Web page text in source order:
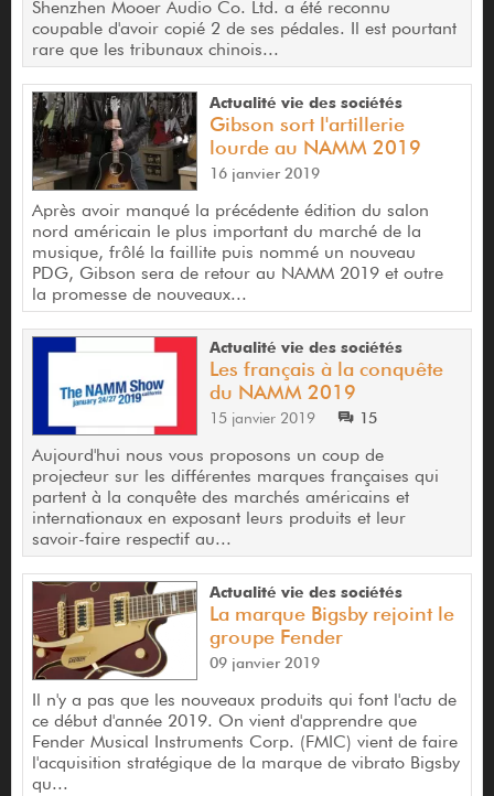
Shenzhen Mooer Audio Co. Ltd. a été reconnu
coupable d'avoir copié 2 de ses pédales. Il est pourtant
rare que les tribunaux chinois...
Actualité vie des sociétés
Gibson sort l'artillerie
lourde au NAMM 2019
16 janvier 2019
Après avoir manqué la précédente édition du salon
nord américain le plus important du marché de la
musique, frôlé la faillite puis nommé un nouveau
PDG, Gibson sera de retour au NAMM 2019 et outre
la promesse de nouveaux...
Actualité vie des sociétés
Les français à la conquête
du NAMM 2019
15 janvier 2019 15
Aujourd'hui nous vous proposons un coup de
projecteur sur les différentes marques françaises qui
partent à la conquête des marchés américains et
internationaux en exposant leurs produits et leur
savoir-faire respectif au...
Actualité vie des sociétés
La marque Bigsby rejoint le
groupe Fender
09 janvier 2019
Il n'y a pas que les nouveaux produits qui font l'actu de
ce début d'année 2019. On vient d'apprendre que
Fender Musical Instruments Corp. (FMIC) vient de faire
l'acquisition stratégique de la marque de vibrato Bigsby
qu...